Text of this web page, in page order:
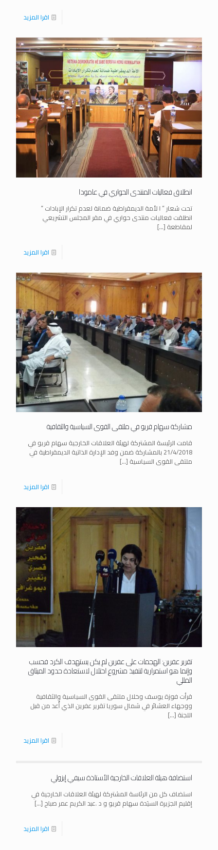
اقرا المزيد
انطلاق فعاليات المنتدى الحواري في عامودا
تحت شعار ” ا لأمة الديمقراطية ضمانة لعدم تكرار الإبادات ”
انطلقت فعاليات منتدى حواري في مقر المجلس التشريعي
لمقاطعة […]
اقرا المزيد
مشاركة سهام قريو في ملتقى القوى السياسية والثقافية
قامت الرئيسة المشتركة لهيئة العلاقات الخارجية سهام قريو في
21/4/2018 بالمشاركة ضمن وفد الإدارة الذاتية الديمقراطية في
ملتقى القوى السياسية […]
اقرا المزيد
تقرير عفرين: الهجمات على عفرين لم يكن يستهدف الكرد فحسب
وإنما هو استمرارية لتنفيذ مشروع احتلال لاستعادة حدود الميثاق
المللي
قرأت فوزة يوسف وخلال ملتقى القوى السياسية والثقافية
ووجهاء العشائر في شمال سوريا تقرير عفرين الذي أُعد من قبل
اللجنة […]
اقرا المزيد
استضافة هيئة العلاقات الخارجية الأستاذة سيفي إيزولي
استضاف كل من الرئاسة المشتركة لهيئة العلاقات الخارجية في
إقليم الجزيرة السيَدة سهام قريو و د .عبد الكريم عمر صباح […]
اقرا المزيد